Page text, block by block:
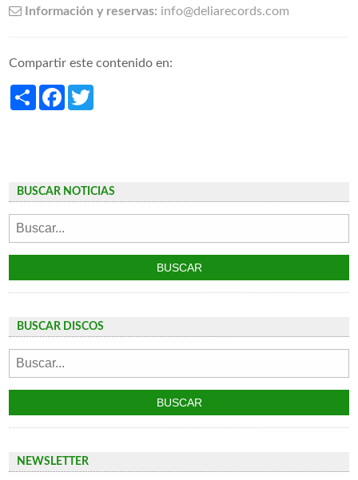
Información y reservas: info@deliarecords.com
Compartir este contenido en:
ShareFacebook
BUSCAR NOTICIAS
BUSCAR DISCOS
NEWSLETTER